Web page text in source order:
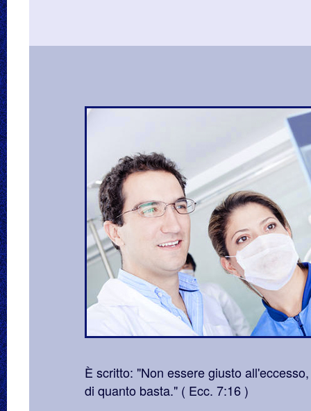
È scritto: "Non essere giusto
di quanto basta." ( Ecc. 7:16 )